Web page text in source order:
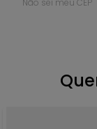
Não sei meu CEP